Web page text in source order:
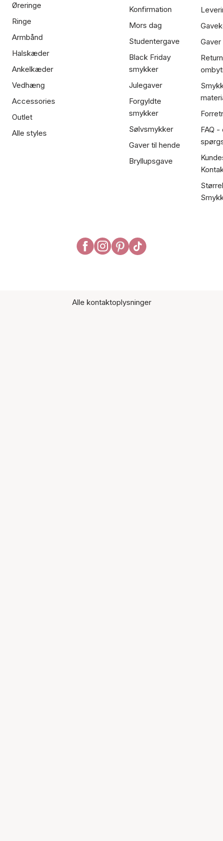
Øreringe
Ringe
Armbånd
Halskæder
Ankelkæder
Vedhæng
Accessories
Outlet
Alle styles
Konfirmation
Mors dag
Studentergave
Black Friday
smykker
Julegaver
Forgyldte
smykker
Sølvsmykker
Gaver til hende
Bryllupsgave
FAQ
Alle kontaktoplysninger